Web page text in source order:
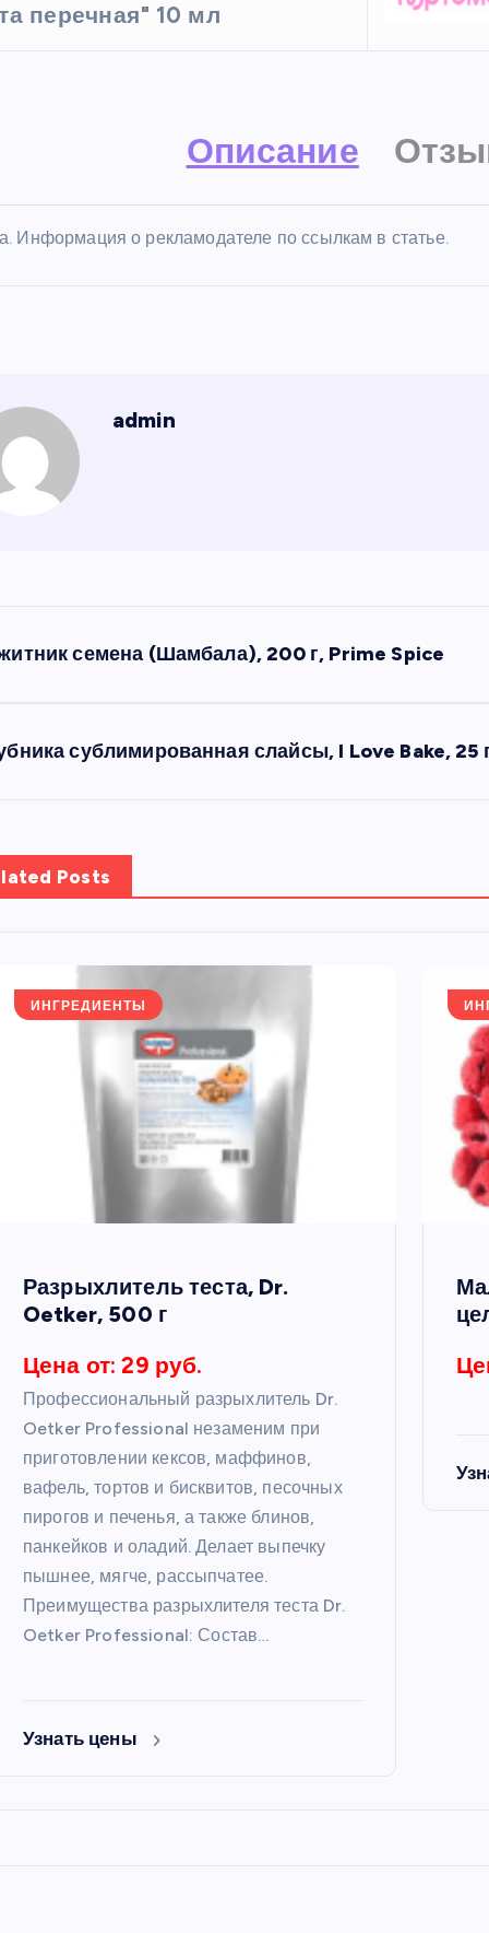
перечная" 10 мл
Описание
Информация о рекламодателе по ссылкам в статье.
admin
семена (Шамбала), 200 г, Prime Spice
сублимированная слайсы, I Love Bake, 25
Posts
ИНГРЕДИЕНТЫ
Разрыхлитель теста, Dr.
Oetker, 500 г
Цена от: 29 руб.
Профессиональный разрыхлитель Dr.
Oetker Professional незаменим при
приготовлении кексов, маффинов,
вафель, тортов и бисквитов, песочных
пирогов и печенья, а также блинов,
панкейков и оладий. Делает выпечку
пышнее, мягче, рассыпчатее.
Преимущества разрыхлителя теста Dr.
Oetker Professional: Состав…
Узнать цены